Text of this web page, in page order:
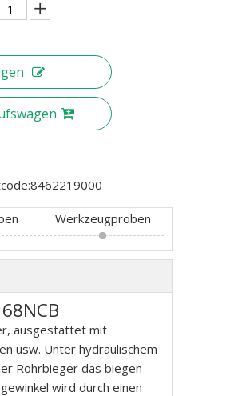
8462219000
Werkzeugproben
ausgestattet mit
usw. Unter hydraulischem
Rohrbieger das biegen
wird durch einen